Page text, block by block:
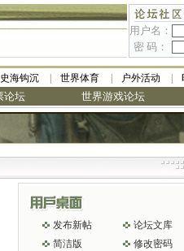
用户名：
密 码：
史海钩沉 世界体育 户外活动
论坛 世界游戏论坛
发布新帖 论坛文库
简洁版
修改密码